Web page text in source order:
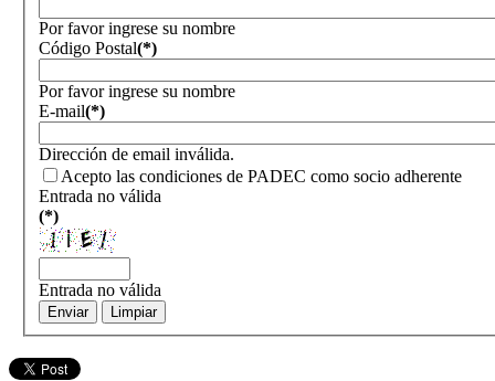
Por favor ingrese su nombre
Código Postal(*)
Por favor ingrese su nombre
E-mail(*)
Dirección de email inválida.
Acepto las condiciones de PADEC como socio adherente
Entrada no válida
(*)
Entrada no válida